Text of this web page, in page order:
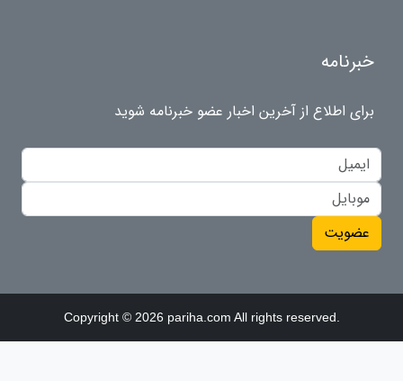
خبرنامه
برای اطلاع از آخرین اخبار عضو خبرنامه شوید
عضویت
Copyright © 2026 pariha.com All rights reserved.